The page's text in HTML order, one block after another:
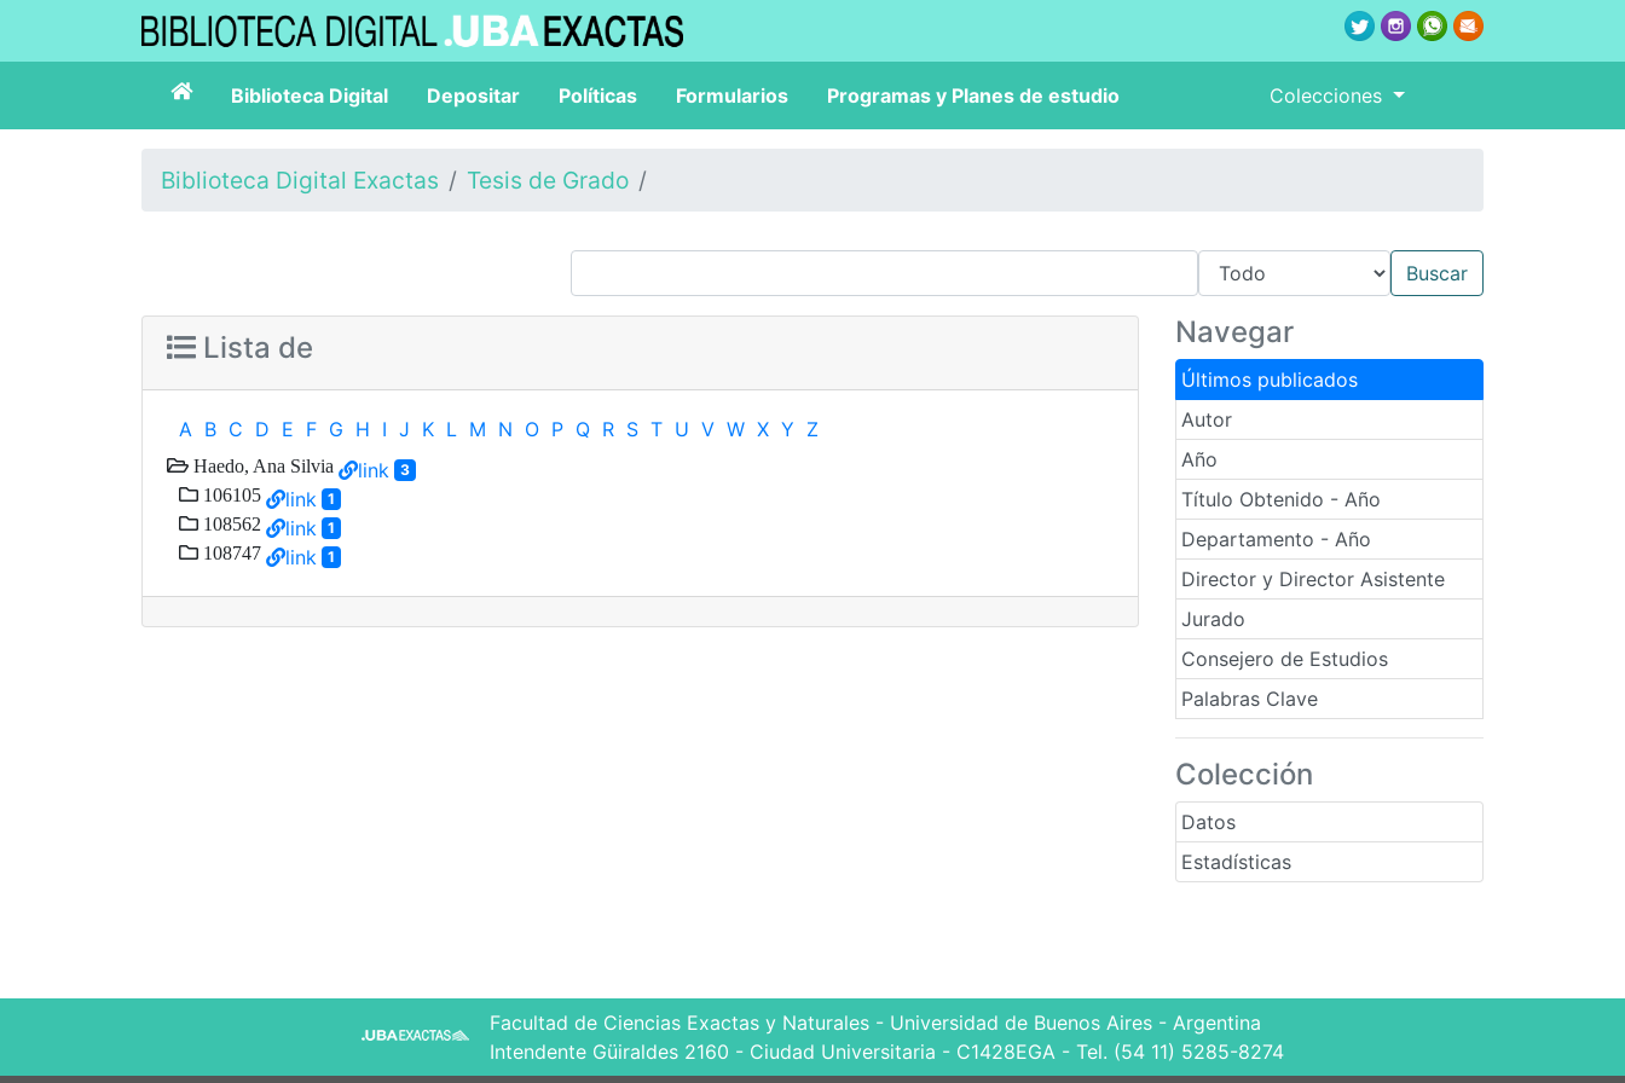
Biblioteca Digital Depositar Políticas Formularios Programas y Planes de estudio Colecciones
Biblioteca Digital Exactas Tesis de Grado
Navegar
Últimos publicados
Autor
Año
Título Obtenido - Año
Departamento - Año
Director y Director Asistente
Jurado
Consejero de Estudios
Palabras Clave
Colección
Datos
Estadísticas
Lista de
A B C D E F G H I J K L M N O P Q R S T U V W X Y Z
Haedo, Ana Silvia link 3
106105 link 1
108562 link 1
108747 link 1
Facultad de Ciencias Exactas y Naturales - Universidad de Buenos Aires - Argentina
Intendente Güiraldes 2160 - Ciudad Universitaria - C1428EGA - Tel. (54 11) 5285-8274